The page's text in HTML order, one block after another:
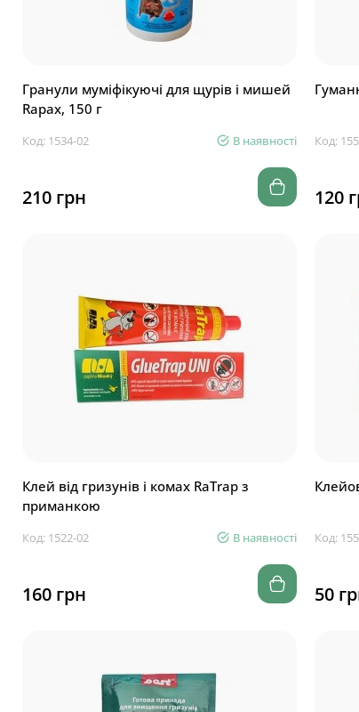
Гранули муміфікуючі для щурів і мишей
Rapax, 150 г
Код: 1534-02 В наявності
210 грн
Код:
120
Клей від гризунів і комах RaTrap з
приманкою
Код: 1522-02 В наявності
160 грн
Код:
50